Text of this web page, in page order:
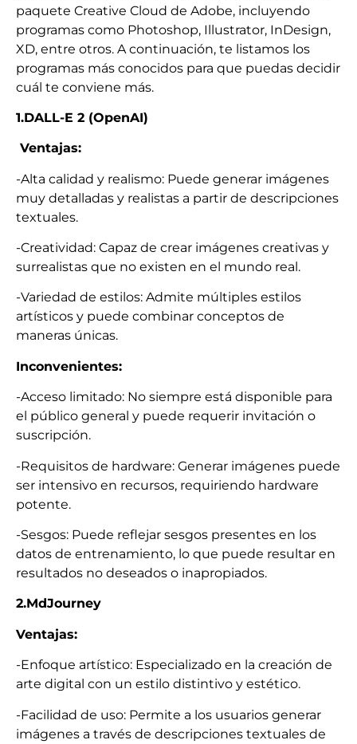
paquete Creative Cloud de Adobe, incluyendo
programas como Photoshop, Illustrator, InDesign,
XD, entre otros. A continuación, te listamos los
programas más conocidos para que puedas decidir
cuál te conviene más.
1.DALL-E 2 (OpenAI)
Ventajas:
-Alta calidad y realismo: Puede generar imágenes
muy detalladas y realistas a partir de descripciones
textuales.
-Creatividad: Capaz de crear imágenes creativas y
surrealistas que no existen en el mundo real.
-Variedad de estilos: Admite múltiples estilos
artísticos y puede combinar conceptos de
maneras únicas.
Inconvenientes:
-Acceso limitado: No siempre está disponible para
el público general y puede requerir invitación o
suscripción.
-Requisitos de hardware: Generar imágenes puede
ser intensivo en recursos, requiriendo hardware
potente.
-Sesgos: Puede reflejar sesgos presentes en los
datos de entrenamiento, lo que puede resultar en
resultados no deseados o inapropiados.
2.MdJourney
Ventajas:
-Enfoque artístico: Especializado en la creación de
arte digital con un estilo distintivo y estético.
-Facilidad de uso: Permite a los usuarios generar
imágenes a través de descripciones textuales de